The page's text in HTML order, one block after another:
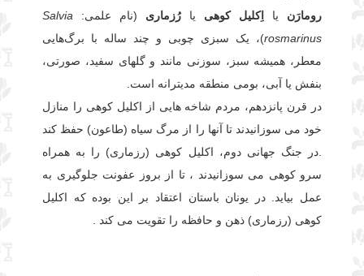
رومارَن یا اِکلیل کوهی یا رُزماری (نام علمی:
Salvia
rosmarinus)، یک سبزی چوبی و چند ساله با برگ‌هایی
معطر، همیشه سبز ، سوزنی مانند و گلهای سفید، صورتی،
بنفش یا آبی، بومی منطقه مدیترانه است.
در قرن پانزدهم، مردم شاخه هایی از اکلیل کوهی را منازل
خود می سوزانیدند تا آنها را از مرگ سیاه (طاعون) حفظ کند
.در جنگ جهانی دوم، اکلیل کوهی (رزماری) را به همراه
سرو کوهی می سوزانیدند ، تا از بروز عفونت جلوگیری به
عمل بیاید. در یونان باستان اعتقاد بر این بوده که اکلیل
کوهی (رزماری) ذهن و حافظه را تقویت می کند .